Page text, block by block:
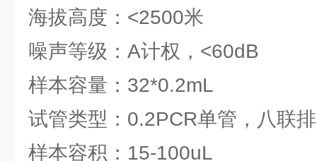
海拔高度：<2500米
噪声等级：A计权，<60dB
样本容量：32*0.2mL
试管类型：0.2PCR单管，八联
样本容积：15-100uL